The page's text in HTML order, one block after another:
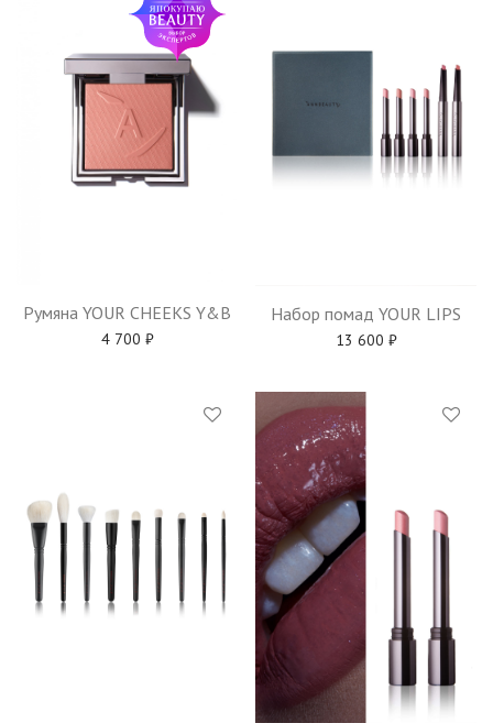
Румяна YOUR CHEEKS Y&B
4 700 ₽
Набор помад YOUR LIPS
13 600 ₽